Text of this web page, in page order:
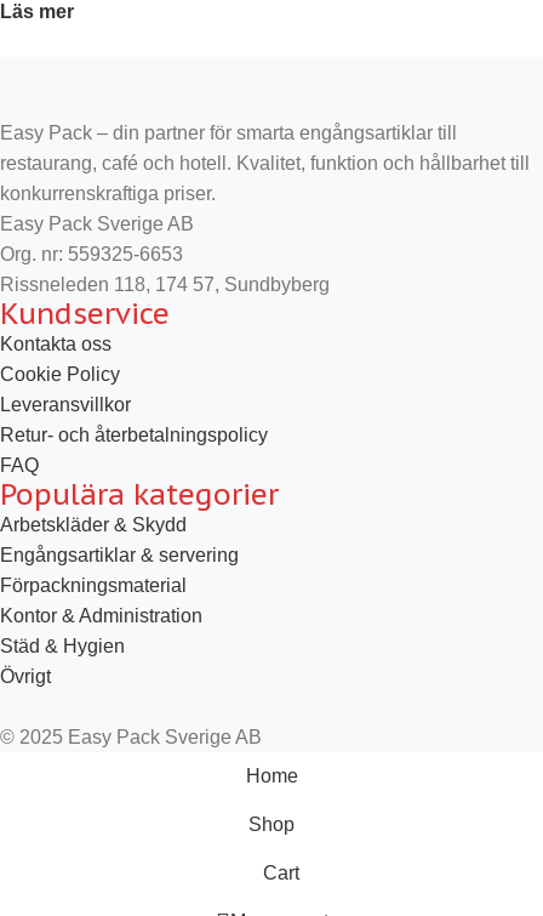
Läs mer
Easy Pack – din partner för smarta engångsartiklar till
restaurang, café och hotell. Kvalitet, funktion och hållbarhet till
konkurrenskraftiga priser.
Easy Pack Sverige AB
Org. nr: 559325-6653
Rissneleden 118, 174 57, Sundbyberg
Kundservice
Kontakta oss
Cookie Policy
Leveransvillkor
Retur- och återbetalningspolicy
FAQ
Populära kategorier
Arbetskläder & Skydd
Engångsartiklar & servering
Förpackningsmaterial
Kontor & Administration
Städ & Hygien
Övrigt
© 2025 Easy Pack Sverige AB
Home
Shop
Cart